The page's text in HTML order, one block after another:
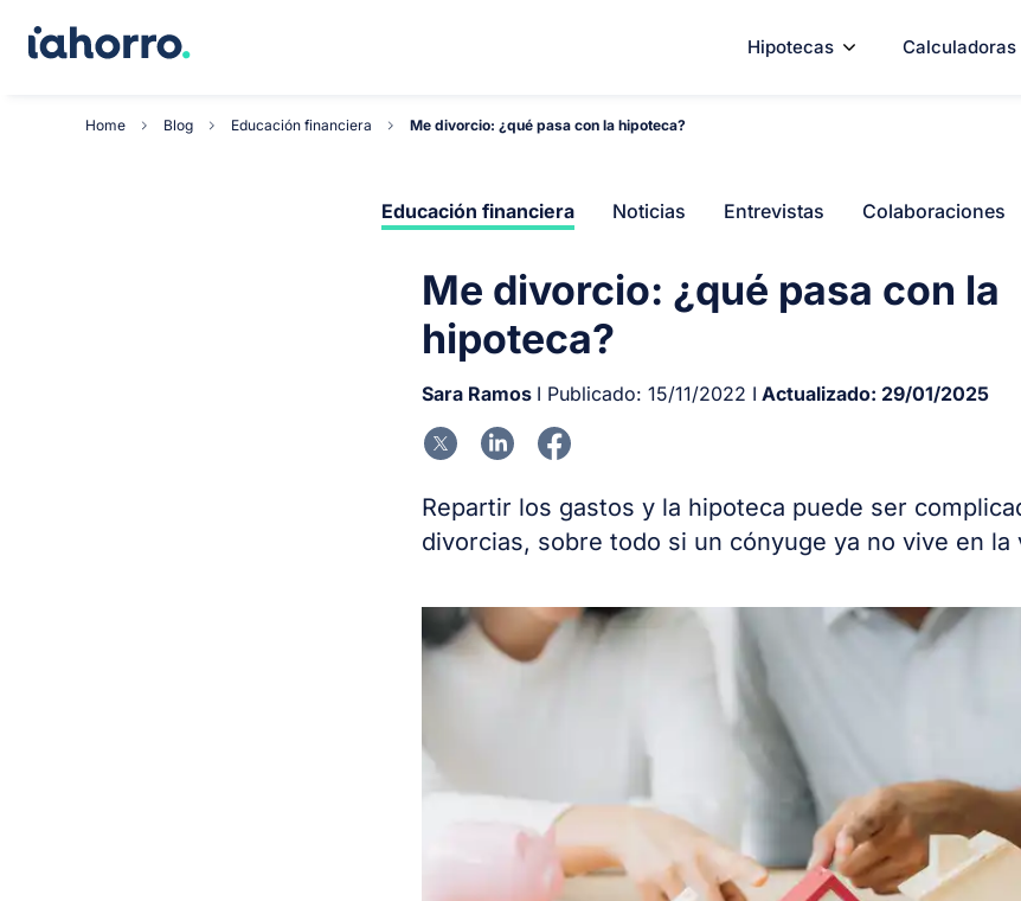
Hipotecas Calculadoras
Home Blog Educación financiera Me divorcio: ¿qué pasa con la hipoteca?
Educación financiera Noticias Entrevistas Colaboraciones
Me divorcio: ¿qué pasa con la
hipoteca?
Sara Ramos I Publicado: 15/11/2022 I Actualizado: 29/01/2025
Repartir los gastos y la hipoteca puede ser
divorcias, sobre todo si un cónyuge ya no vive en la